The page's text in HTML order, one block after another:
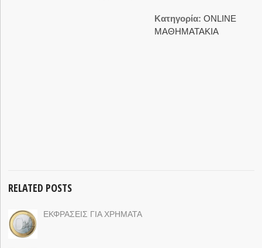
Κατηγορία:ΟNLINE
ΜΑΘΗΜΑΤΑΚΙΑ
RELATED POSTS
ΕΚΦΡΑΣΕΙΣ ΓΙΑ ΧΡΗΜΑΤΑ